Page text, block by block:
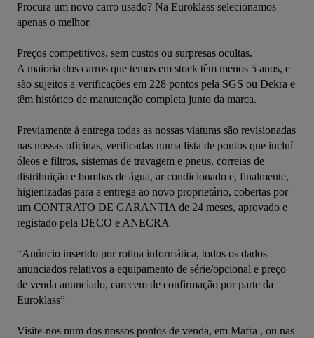
Procura um novo carro usado? Na Euroklass selecionamos
apenas o melhor.
Preços competitivos, sem custos ou surpresas ocultas.
A maioria dos carros que temos em stock têm menos 5 anos, e
são sujeitos a verificações em 228 pontos pela SGS ou Dekra e
têm histórico de manutenção completa junto da marca.
Previamente à entrega todas as nossas viaturas são revisionadas
nas nossas oficinas, verificadas numa lista de pontos que incluí
óleos e filtros, sistemas de travagem e pneus, correias de
distribuição e bombas de água, ar condicionado e, finalmente,
higienizadas para a entrega ao novo proprietário, cobertas por
um CONTRATO DE GARANTIA de 24 meses, aprovado e
registado pela DECO e ANECRA
“Anúncio inserido por rotina informática, todos os dados
anunciados relativos a equipamento de série/opcional e preço
de venda anunciado, carecem de confirmação por parte da
Euroklass”
Visite-nos num dos nossos pontos de venda, em Mafra , ou nas